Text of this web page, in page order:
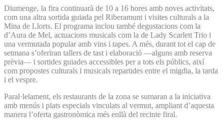
Diumenge, la fira continuarà de 10 a 16 hores amb noves activitats,
com una altra sortida guiada pel Riberamunt i visites culturals a la
Mina de Llorts. El programa inclou també degustacions com la
d’Aura de Mel, actuacions musicals com la de Lady Scarlett Trio i
una vermutada popular amb vins i tapes. A més, durant tot el cap de
setmana s’oferiran tallers de tast i elaboració —alguns amb reserva
prèvia— i sortides guiades accessibles per a tots els públics, així
com propostes culturals i musicals repartides entre el migdia, la tarda
i el vespre.
Paral·lelament, els restaurants de la zona se sumaran a la iniciativa
amb menús i plats especials vinculats al vermut, ampliant d’aquesta
manera l’oferta gastronòmica més enllà del recinte firal.